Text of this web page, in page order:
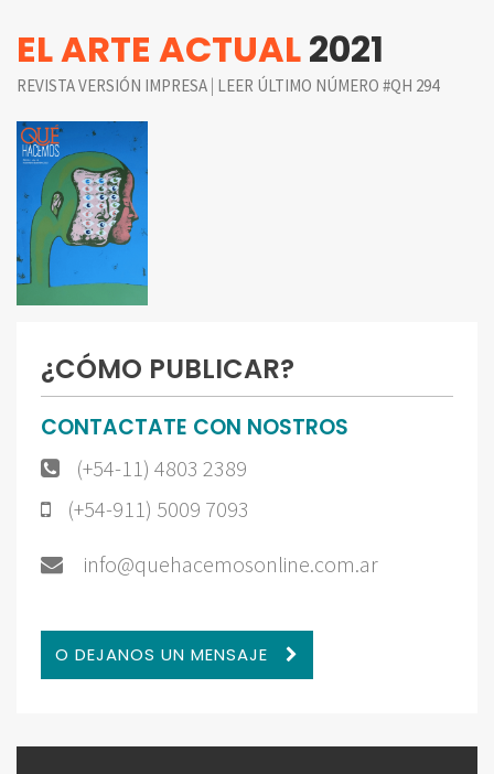
EL ARTE ACTUAL2021
REVISTA VERSIÓN IMPRESA | LEER ÚLTIMO NÚMERO #QH 294
¿CÓMO PUBLICAR?
CONTACTATE CON NOSTROS
(+54-11) 4803 2389
(+54-911) 5009 7093
info@quehacemosonline.com.ar
O DEJANOS UN MENSAJE